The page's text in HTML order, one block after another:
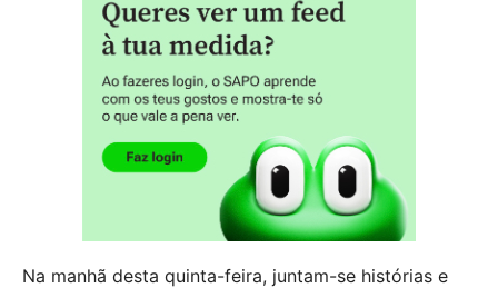
Na manhã desta quinta-feira, juntam-se histórias e